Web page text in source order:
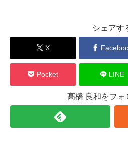
シェアす
X
Pocket LINE
髙橋 良和をフォ